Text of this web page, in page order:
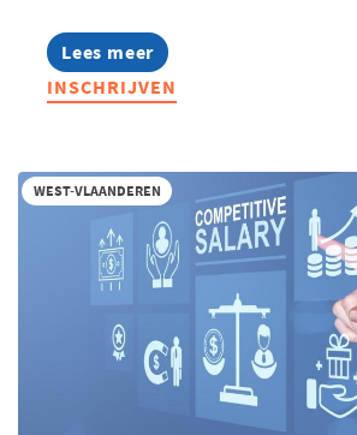
Lees meer
about
Opleiding:
AI
toegepast
INSCHRIJVEN
WEST-VLAANDEREN